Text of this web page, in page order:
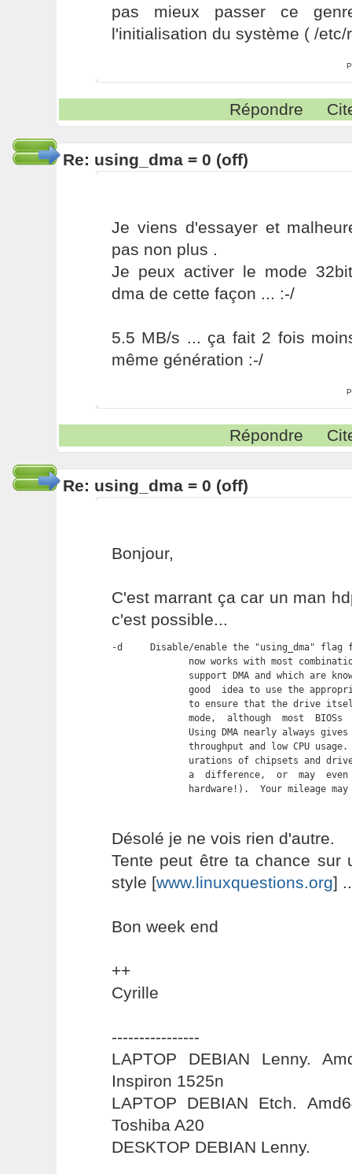
pas mieux passer ce
l'initialisation du système ( /etc/
Répondre
Re: using_dma = 0 (off)
Je viens d'essayer et
pas non plus .
Je peux activer le mode
dma de cette façon ... :-/
5.5 MB/s ... ça fait 2 fois
même génération :-/
Répondre
Re: using_dma = 0 (off)
Bonjour,
C'est marrant ça car un man
c'est possible...
-d     Disable/enable the "using_dma"
now works with most
support DMA and which are
good  idea to use the
to ensure that the drive
mode,  although  most  BIOSs
Using DMA nearly always
throughput and low CPU
urations of chipsets and
a  difference,  or  may
hardware!).  Your mileage may
Désolé je ne vois rien d'autre.
Tente peut être ta chance sur
style [www.linuxquestions.org]
Bon week end
++
Cyrille
----------------
LAPTOP DEBIAN Lenny.
Inspiron 1525n
LAPTOP DEBIAN Etch.
Toshiba A20
DESKTOP DEBIAN Lenny.